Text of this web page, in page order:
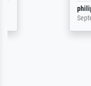
September 23,